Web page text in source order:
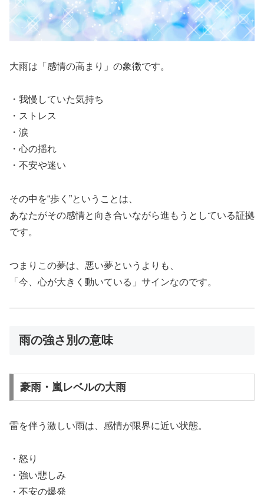
大雨は「感情の高まり」の象徴です。
・我慢していた気持ち
・ストレス
・涙
・心の揺れ
・不安や迷い
その中を“歩く”ということは、
あなたがその感情と向き合いながら進もうとしている証拠
です。
つまりこの夢は、悪い夢というよりも、
「今、心が大きく動いている」サインなのです。
雨の強さ別の意味
豪雨・嵐レベルの大雨
雷を伴う激しい雨は、感情が限界に近い状態。
・怒り
・強い悲しみ
・不安の爆発